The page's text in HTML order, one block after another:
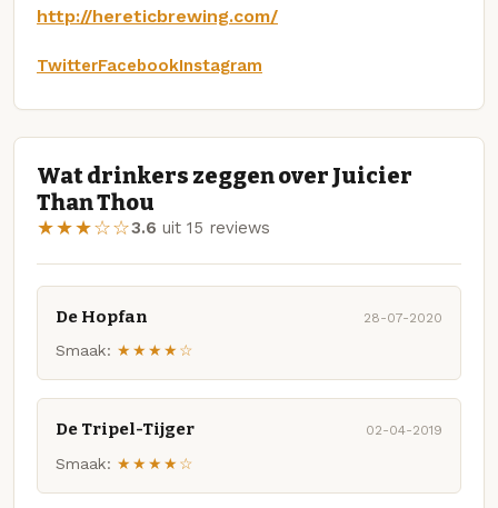
http://hereticbrewing.com/
TwitterFacebookInstagram
Wat drinkers zeggen over Juicier
Than Thou
★★★☆☆3.6 uit 15 reviews
De Hopfan 28-07-2020
Smaak: ★★★★☆
De Tripel-Tijger 02-04-2019
Smaak: ★★★★☆